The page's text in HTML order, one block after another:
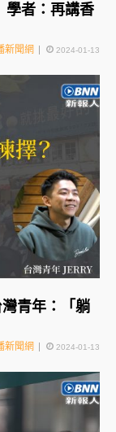
學者：再講香
新聞網 2024-01-13
青年：「躺
新聞網 2024-01-13